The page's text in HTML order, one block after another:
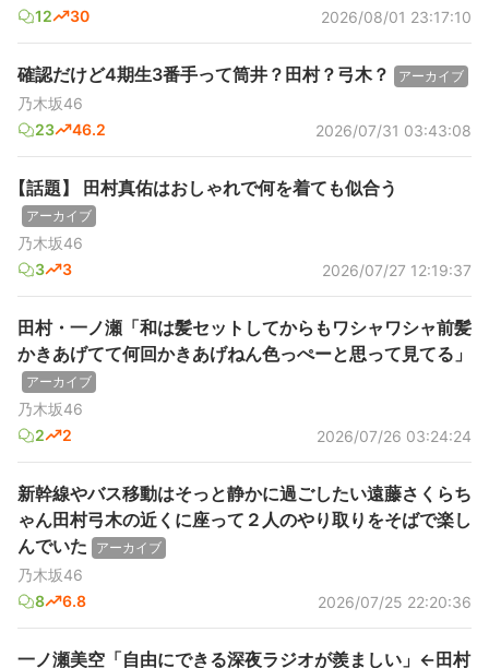
12
30 2026/08/01 23:17:10
確認だけど4期生3番手って筒井？田村？弓木？ アーカイブ
乃木坂46
23
46.2 2026/07/31 03:43:08
【話題】 田村真佑はおしゃれで何を着ても似合う
アーカイブ
乃木坂46
3
3 2026/07/27 12:19:37
田村・一ノ瀬「和は髪セットしてからもワシャワシャ前髪
かきあげてて何回かきあげねん色っぺーと思って見てる」
アーカイブ
乃木坂46
2
2 2026/07/26 03:24:24
新幹線やバス移動はそっと静かに過ごしたい遠藤さくらち
ゃん田村弓木の近くに座って２人のやり取りをそばで楽し
んでいた
アーカイブ
乃木坂46
8
6.8 2026/07/25 22:20:36
一ノ瀬美空「自由にできる深夜ラジオが羨ましい」←田村